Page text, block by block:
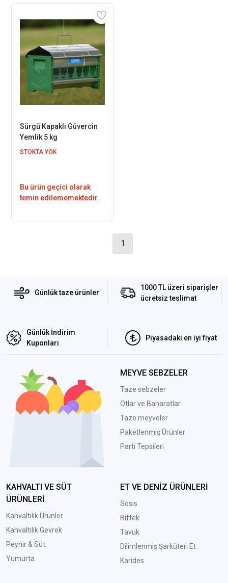
Sürgü Kapaklı Güvercin
Yemlik 5 kg
STOKTA YOK
Bu ürün geçici olarak
temin edilememektedir.
1
Günlük taze ürünler
1000 TL üzeri siparişler
ücretsiz teslimat
Günlük İndirim
Kuponları
Piyasadaki en iyi fiyat
MEYVE SEBZELER
Taze sebzeler
Otlar ve Baharatlar
Taze meyveler
Paketlenmiş Ürünler
Parti Tepsileri
KAHVALTI VE SÜT
ÜRÜNLERİ
Kahvaltılık Ürünler
Kahvaltılık Gevrek
Peynir & Süt
Yumurta
ET VE DENİZ ÜRÜNLERİ
Sosis
Biftek
Tavuk
Dilimlenmiş Şarküteri Et
Karides